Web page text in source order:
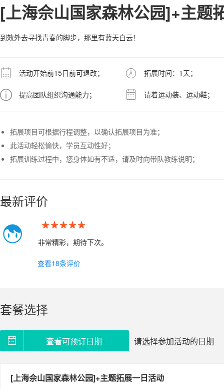
[上海佘山国家森林公园]+主题
到效外去寻找青春的脚步，那里有蓝天白云！
活动开始前15日前可退改； 拓展时间：1天；
提高团队组织沟通能力； 请着运动装、运动鞋；
拓展项目可根据行程调整，以确认拓展项目为准；
此活动轻松愉快，学员互动性好；
拓展训练过程中，您身体如有不适，请及时向带队教练说明；
最新评价
非常精彩，期待下次。
查看18条评价
套餐选择
请选择参加活动的日期
[上海佘山国家森林公园]+主题拓展一日活动